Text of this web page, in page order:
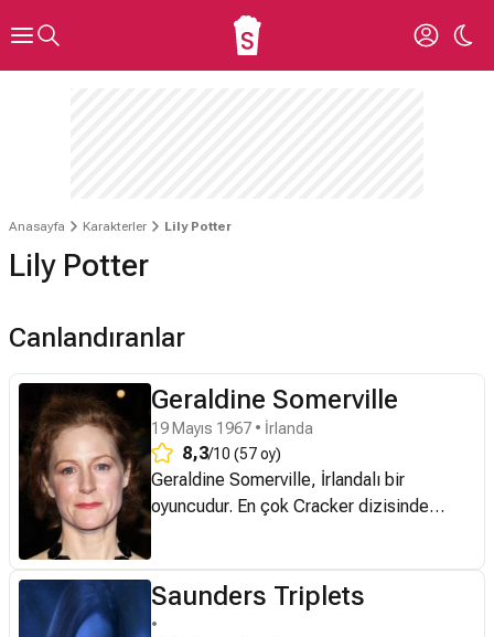
Anasayfa Karakterler Lily Potter
Lily Potter
Canlandıranlar
Geraldine Somerville
19 Mayıs 1967 • İrlanda
8,3/10 (57 oy)
Geraldine Somerville, İrlandalı bir
oyuncudur. En çok Cracker dizisinde
Lily Potter rolleriyle tanınır.
Saunders Triplets
•